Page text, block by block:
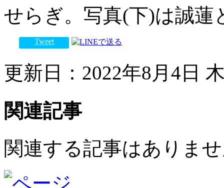
せらぎ。写真(下)は誠蓮
Tweet
更新日：2022年8月4日
関連記事
関連する記事はありま